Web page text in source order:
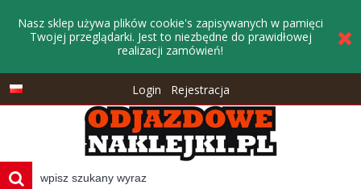
Nasz sklep używa plików cookie's zapisywanych w pamięci
Twojej przeglądarki. Jest to niezbędne do prawidłowej
realizacji zamówień!
Login Rejestracja